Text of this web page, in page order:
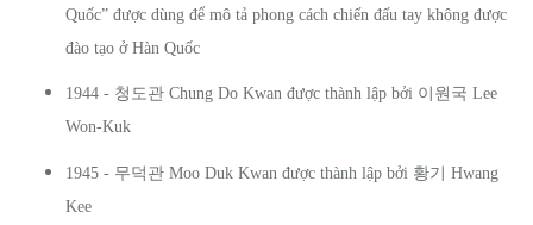
Quốc” được dùng để mô tả phong cách chiến đấu tay không được
đào tạo ở Hàn Quốc
1944 - 청도관 Chung Do Kwan được thành lập bởi 이원국 Lee
Won-Kuk
1945 - 무덕관 Moo Duk Kwan được thành lập bởi 황기 Hwang
Kee